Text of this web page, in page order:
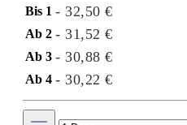
Bis 1 - 32,50 €
Ab 2 - 31,52 €
Ab 3 - 30,88 €
Ab 4 - 30,22 €